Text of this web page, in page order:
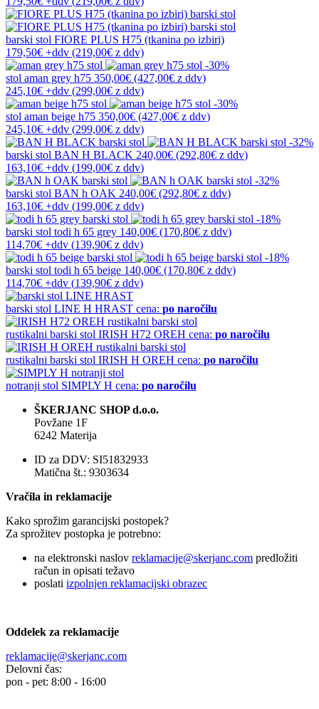
barski stol FIORE PLUS H75 (tkanina po izbiri)
179,50€ +ddv (219,00€ z ddv)
-30%
stol aman grey h75 350,00€ (427,00€ z ddv)
245,10€ +ddv (299,00€ z ddv)
-30%
stol aman beige h75 350,00€ (427,00€ z ddv)
245,10€ +ddv (299,00€ z ddv)
-32%
barski stol BAN H BLACK 240,00€ (292,80€ z ddv)
163,10€ +ddv (199,00€ z ddv)
-32%
barski stol BAN h OAK 240,00€ (292,80€ z ddv)
163,10€ +ddv (199,00€ z ddv)
-18%
barski stol todi h 65 grey 140,00€ (170,80€ z ddv)
114,70€ +ddv (139,90€ z ddv)
-18%
barski stol todi h 65 beige 140,00€ (170,80€ z ddv)
114,70€ +ddv (139,90€ z ddv)
barski stol LINE H HRAST cena: po naročilu
rustikalni barski stol IRISH H72 OREH cena: po naročilu
rustikalni barski stol IRISH H OREH cena: po naročilu
notranji stol SIMPLY H cena: po naročilu
ŠKERJANC SHOP d.o.o.
Povžane 1F
6242 Materija
ID za DDV: SI51832933
Matična št.: 9303634
Vračila in reklamacije
Kako sprožim garancijski postopek?
Za sprožitev postopka je potrebno:
na elektronski naslov reklamacije@skerjanc.com predložiti
račun in opisati težavo
poslati izpolnjen reklamacijski obrazec
Oddelek za reklamacije
reklamacije@skerjanc.com
Delovni čas:
pon - pet: 8:00 - 16:00